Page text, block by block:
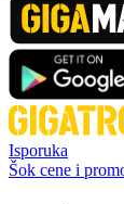
Isporuka
Šok cene i